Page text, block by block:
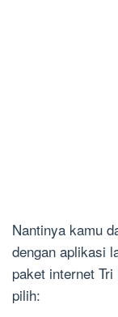
Nantinya kamu
dengan aplikasi
paket internet
pilih: